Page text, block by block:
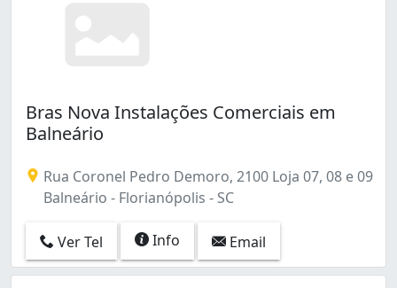
Bras Nova Instalações Comerciais em
Balneário
Rua Coronel Pedro Demoro, 2100 Loja 07, 08 e 09
Balneário - Florianópolis - SC
Ver Tel Info Email